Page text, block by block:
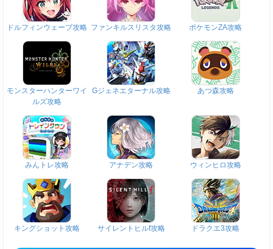
ドルフィンウェーブ攻略 ファンキルスリスタ攻略 ポケモンZA攻略
モンスターハンターワイ
ルズ攻略
Gジェネエターナル攻略 あつ森攻略
みんトレ攻略 アナデン攻略 ウィンヒロ攻略
キングショット攻略 サイレントヒルf攻略 ドラクエ3攻略